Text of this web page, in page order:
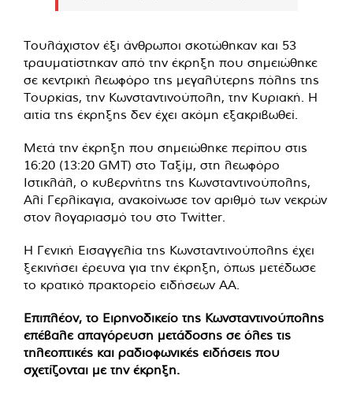
Τουλάχιστον έξι άνθρωποι σκοτώθηκαν και 53
τραυματίστηκαν από την έκρηξη που σημειώθηκε
σε κεντρική λεωφόρο της μεγαλύτερης πόλης της
Τουρκίας, την Κωνσταντινούπολη, την Κυριακή. Η
αιτία της έκρηξης δεν έχει ακόμη εξακριβωθεί.
Μετά την έκρηξη που σημειώθηκε περίπου στις
16:20 (13:20 GMT) στο Ταξίμ, στη λεωφόρο
Ιστικλάλ, ο κυβερνήτης της Κωνσταντινούπολης,
Αλί Γερλίκαγια, ανακοίνωσε τον αριθμό των νεκρών
στον λογαριασμό του στο Twitter.
Η Γενική Εισαγγελία της Κωνσταντινούπολης έχει
ξεκινήσει έρευνα για την έκρηξη, όπως μετέδωσε
το κρατικό πρακτορείο ειδήσεων ΑΑ.
Επιπλέον, το Ειρηνοδικείο της Κωνσταντινούπολης
επέβαλε απαγόρευση μετάδοσης σε όλες τις
τηλεοπτικές και ραδιοφωνικές ειδήσεις που
σχετίζονται με την έκρηξη.